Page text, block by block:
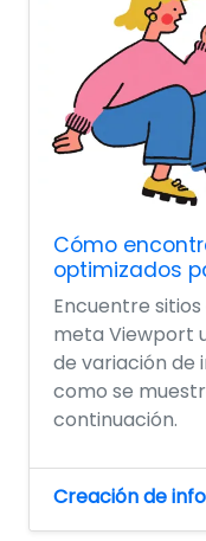
Cómo
optimizados
Encuentre
meta Viewport
de variación de
como se
continuación.
Creación de